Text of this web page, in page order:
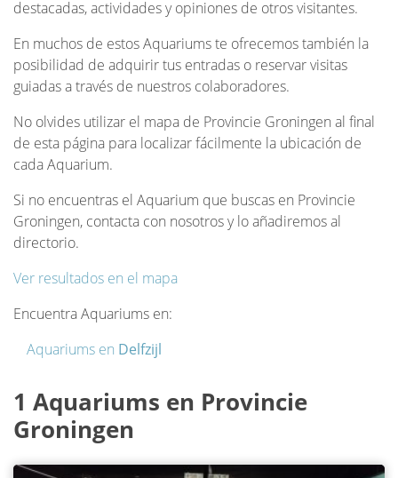
destacadas, actividades y opiniones de otros visitantes.
En muchos de estos Aquariums te ofrecemos también la
posibilidad de adquirir tus entradas o reservar visitas
guiadas a través de nuestros colaboradores.
No olvides utilizar el mapa de Provincie Groningen al final
de esta página para localizar fácilmente la ubicación de
cada Aquarium.
Si no encuentras el Aquarium que buscas en Provincie
Groningen, contacta con nosotros y lo añadiremos al
directorio.
Ver resultados en el mapa
Encuentra Aquariums en:
Aquariums en Delfzijl
1 Aquariums en Provincie
Groningen